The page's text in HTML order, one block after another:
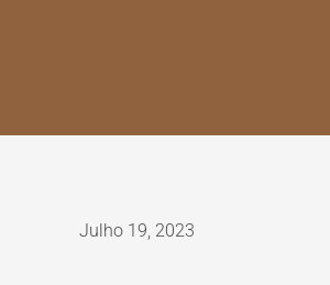
Julho 19, 2023